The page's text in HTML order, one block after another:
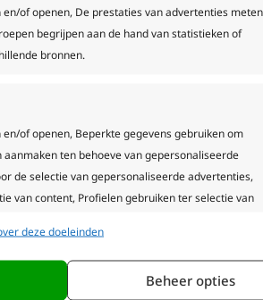
of openen, De prestaties van advertenties
begrijpen aan de hand van statistieken of
bronnen.
of openen, Beperkte gegevens gebruiken om
ten behoeve van gepersonaliseerde
de selectie van gepersonaliseerde advertenties,
van content, Profielen gebruiken ter selectie van
deze doeleinden
Beheer opties
totale hypotheekaanvraag. Het extra
los van de bovenstaande kosten een
te storten naar de notaris als
een bindende offerte bij een
& more) dit voor u gaat regelen, dan
staat.
goed achter te laten. Het
of arbeidsongeschiktheid. De